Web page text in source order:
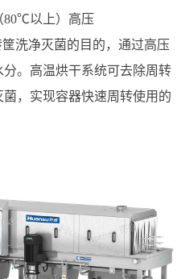
80℃以上）高压
筐洗净灭菌的目的，通过高压
。高温烘干系统可去除周转
，实现容器快速周转使用的